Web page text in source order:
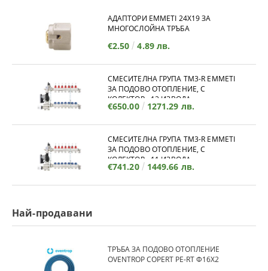
АДАПТОРИ EMMETI 24X19 ЗА
МНОГОСЛОЙНА ТРЪБА
€2.50 4.89 лв.
СМЕСИТЕЛНА ГРУПА TM3-R EMMETI
ЗА ПОДОВО ОТОПЛЕНИЕ, С
КОЛЕКТОР - 12 ИЗВОДА
€650.00 1271.29 лв.
СМЕСИТЕЛНА ГРУПА TM3-R EMMETI
ЗА ПОДОВО ОТОПЛЕНИЕ, С
КОЛЕКТОР - 11 ИЗВОДА
€741.20 1449.66 лв.
Най-продавани
ТРЪБА ЗА ПОДОВО ОТОПЛЕНИЕ
OVENTROP COPERT PE-RT Ф16Х2